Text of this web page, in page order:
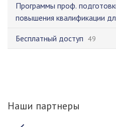
Программы проф.
повышения квалификации
Бесплатный доступ 49
Наши партнеры